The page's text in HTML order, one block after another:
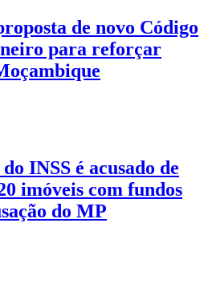
de novo Código
para reforçar
INSS é acusado de
imóveis com fundos
do MP